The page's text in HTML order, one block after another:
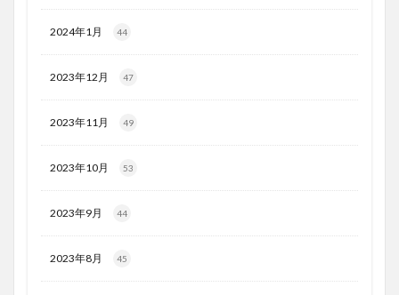
2024年1月 44
2023年12月 47
2023年11月 49
2023年10月 53
2023年9月 44
2023年8月 45